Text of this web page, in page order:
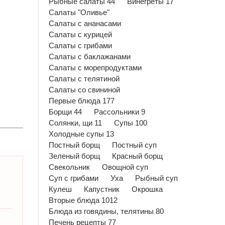
Салаты "Оливье"
Салаты с ананасами
Салаты с курицей
Салаты с грибами
Салаты с баклажанами
Салаты с морепродуктами
Салаты с телятиной
Салаты со свининой
Первые блюда 177
Борщи 44
Рассольники 9
Солянки, щи 11
Супы 100
Холодные супы 13
Постный борщ
Постный суп
Зеленый борщ
Красный борщ
Свекольник
Овощной суп
Суп с грибами
Уха
Рыбный суп
Кулеш
Капустник
Окрошка
Вторые блюда 1012
Блюда из говядины, телятины 80
Печень рецепты 77